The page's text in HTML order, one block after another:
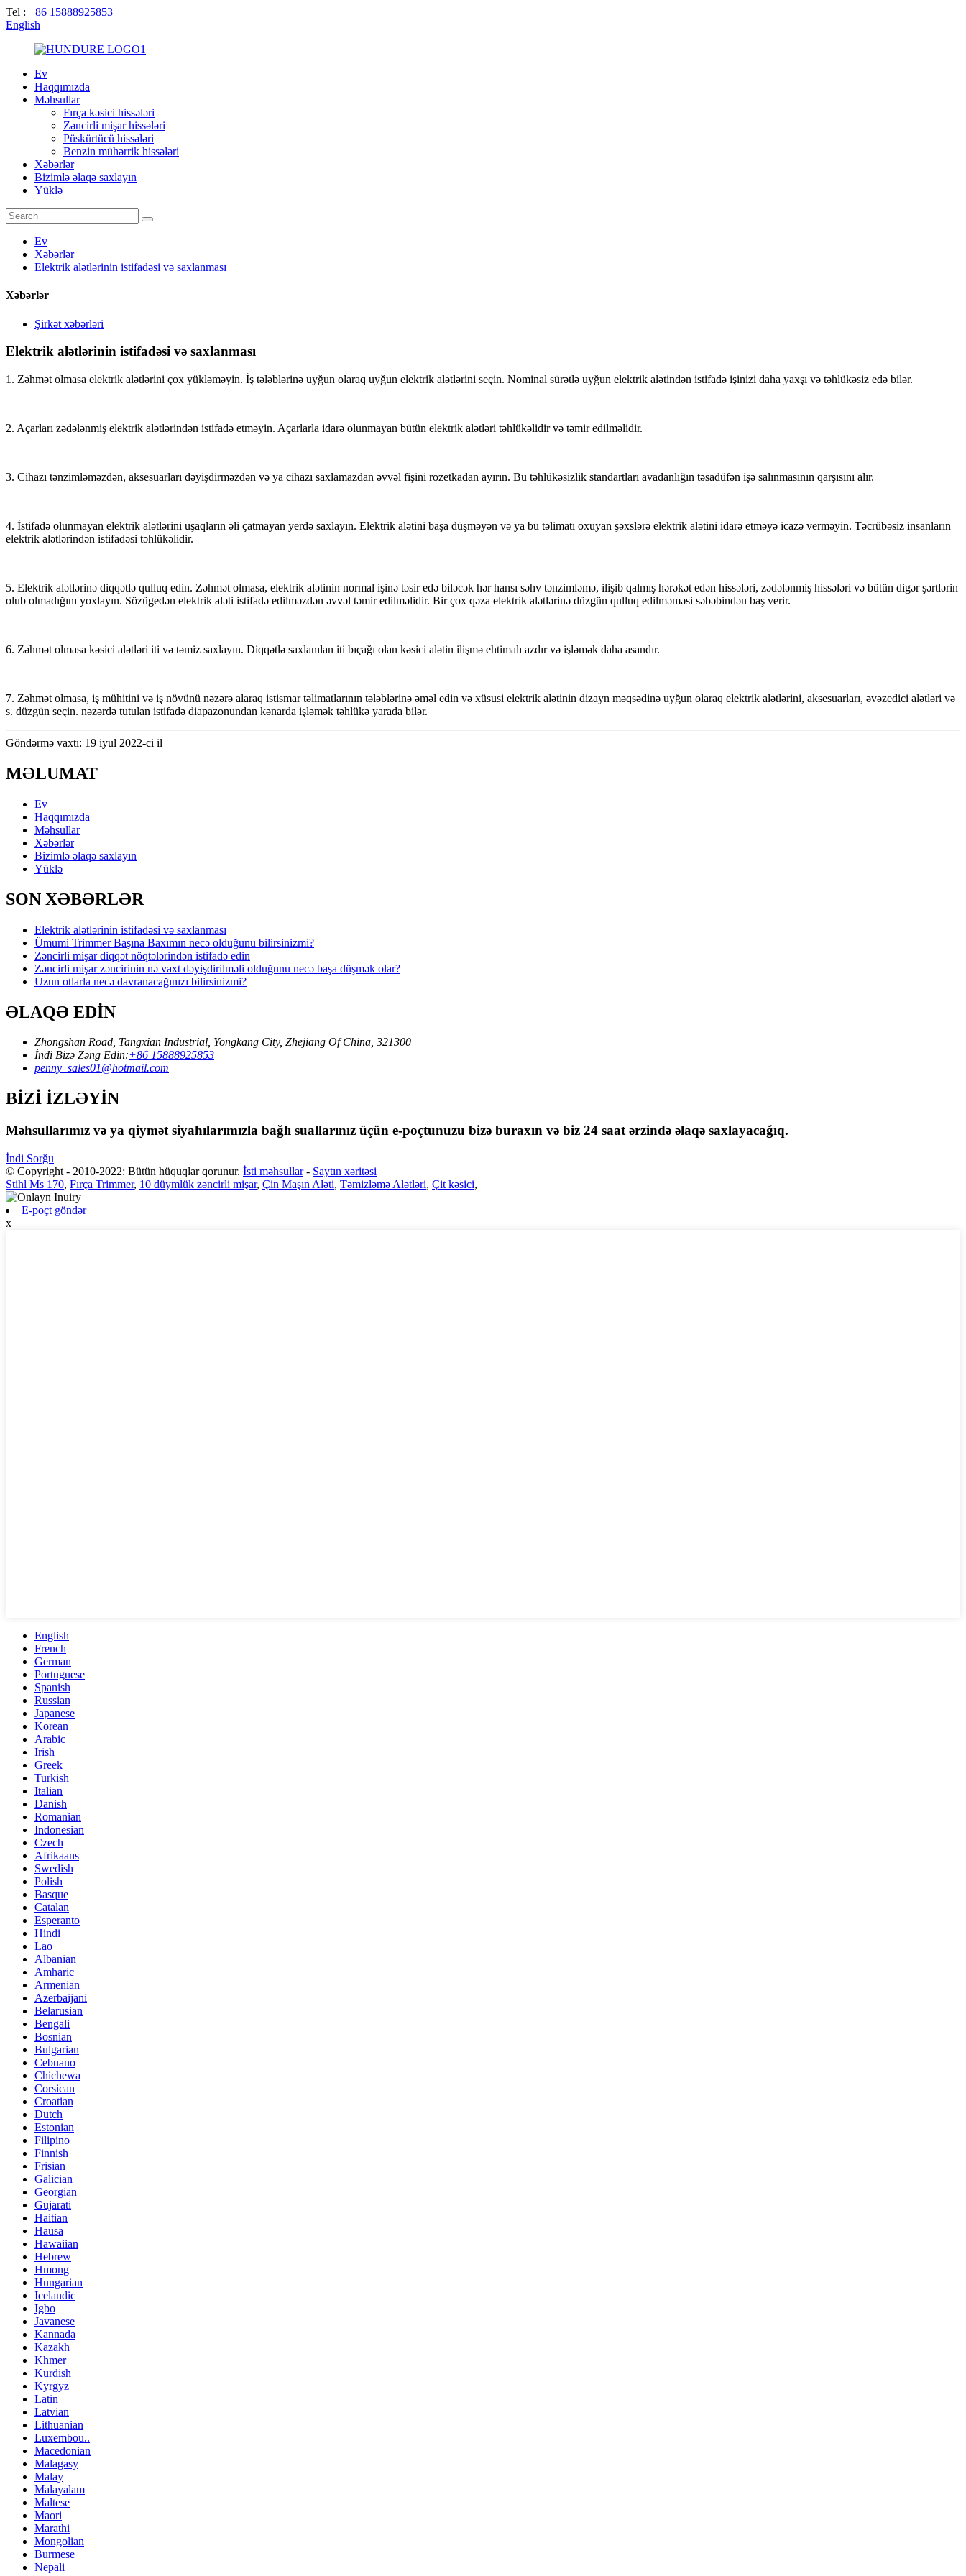
Tel : +86 15888925853
English
Ev
Haqqımızda
Məhsullar
Fırça kəsici hissələri
Zəncirli mişar hissələri
Püskürtücü hissələri
Benzin mühərrik hissələri
Xəbərlər
Bizimlə əlaqə saxlayın
Yüklə
Ev
Xəbərlər
Elektrik alətlərinin istifadəsi və saxlanması
Xəbərlər
Şirkət xəbərləri
Elektrik alətlərinin istifadəsi və saxlanması
1. Zəhmət olmasa elektrik alətlərini çox yükləməyin. İş tələblərinə uyğun olaraq uyğun elektrik alətlərini seçin. Nominal sürətlə uyğun elektrik alətindən istifadə işinizi daha yaxşı və təhlükəsiz edə bilər.
2. Açarları zədələnmiş elektrik alətlərindən istifadə etməyin. Açarlarla idarə olunmayan bütün elektrik alətləri təhlükəlidir və təmir edilməlidir.
3. Cihazı tənzimləməzdən, aksesuarları dəyişdirməzdən və ya cihazı saxlamazdan əvvəl fişini rozetkadan ayırın. Bu təhlükəsizlik standartları avadanlığın təsadüfən işə salınmasının qarşısını alır.
4. İstifadə olunmayan elektrik alətlərini uşaqların əli çatmayan yerdə saxlayın. Elektrik alətini başa düşməyən və ya bu təlimatı oxuyan şəxslərə elektrik alətini idarə etməyə icazə verməyin. Təcrübəsiz insanların
elektrik alətlərindən istifadəsi təhlükəlidir.
5. Elektrik alətlərinə diqqətlə qulluq edin. Zəhmət olmasa, elektrik alətinin normal işinə təsir edə biləcək hər hansı səhv tənzimləmə, ilişib qalmış hərəkət edən hissələri, zədələnmiş hissələri və bütün digər şərtlərin
olub olmadığını yoxlayın. Sözügedən elektrik aləti istifadə edilməzdən əvvəl təmir edilməlidir. Bir çox qəza elektrik alətlərinə düzgün qulluq edilməməsi səbəbindən baş verir.
6. Zəhmət olmasa kəsici alətləri iti və təmiz saxlayın. Diqqətlə saxlanılan iti bıçağı olan kəsici alətin ilişmə ehtimalı azdır və işləmək daha asandır.
7. Zəhmət olmasa, iş mühitini və iş növünü nəzərə alaraq istismar təlimatlarının tələblərinə əməl edin və xüsusi elektrik alətinin dizayn məqsədinə uyğun olaraq elektrik alətlərini, aksesuarları, əvəzedici alətləri və
s. düzgün seçin. nəzərdə tutulan istifadə diapazonundan kənarda işləmək təhlükə yarada bilər.
Göndərmə vaxtı: 19 iyul 2022-ci il
MƏLUMAT
Ev
Haqqımızda
Məhsullar
Xəbərlər
Bizimlə əlaqə saxlayın
Yüklə
SON XƏBƏRLƏR
Elektrik alətlərinin istifadəsi və saxlanması
Ümumi Trimmer Başına Baxımın necə olduğunu bilirsinizmi?
Zəncirli mişar diqqət nöqtələrindən istifadə edin
Zəncirli mişar zəncirinin nə vaxt dəyişdirilməli olduğunu necə başa düşmək olar?
Uzun otlarla necə davranacağınızı bilirsinizmi?
ƏLAQƏ EDİN
Zhongshan Road, Tangxian Industrial, Yongkang City, Zhejiang Of China, 321300
İndi Bizə Zəng Edin:+86 15888925853
penny_sales01@hotmail.com
BİZİ İZLƏYİN
Məhsullarımız və ya qiymət siyahılarımızla bağlı suallarınız üçün e-poçtunuzu bizə buraxın və biz 24 saat ərzində əlaqə saxlayacağıq.
İndi Sorğu
© Copyright - 2010-2022: Bütün hüquqlar qorunur. İsti məhsullar- Saytın xəritəsi
Stihl Ms 170, Fırça Trimmer, 10 düymlük zəncirli mişar, Çin Maşın Aləti, Təmizləmə Alətləri, Çit kəsici,
E-poçt göndər
x
English
French
German
Portuguese
Spanish
Russian
Japanese
Korean
Arabic
Irish
Greek
Turkish
Italian
Danish
Romanian
Indonesian
Czech
Afrikaans
Swedish
Polish
Basque
Catalan
Esperanto
Hindi
Lao
Albanian
Amharic
Armenian
Azerbaijani
Belarusian
Bengali
Bosnian
Bulgarian
Cebuano
Chichewa
Corsican
Croatian
Dutch
Estonian
Filipino
Finnish
Frisian
Galician
Georgian
Gujarati
Haitian
Hausa
Hawaiian
Hebrew
Hmong
Hungarian
Icelandic
Igbo
Javanese
Kannada
Kazakh
Khmer
Kurdish
Kyrgyz
Latin
Latvian
Lithuanian
Luxembou..
Macedonian
Malagasy
Malay
Malayalam
Maltese
Maori
Marathi
Mongolian
Burmese
Nepali